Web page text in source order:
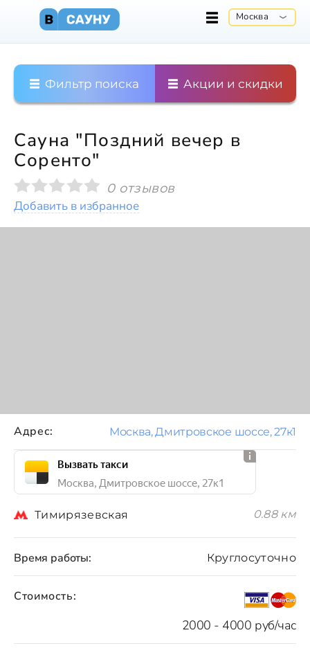
Москва
Фильтр поиска Акции и скидки
Сауна "Поздний вечер в
Соренто"
0 отзывов
Добавить в избранное
Стоимость:
2000 - 4000 руб/час
Время работы: Круглосуточно
Адрес: Москва, Дмитровское шоссе, 27к1
Вызвать такси
Москва, Дмитровское шоссе, 27к1
Тимирязевская 0.88 км